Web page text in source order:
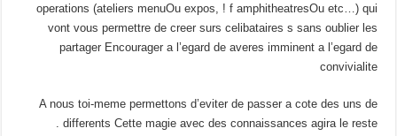
operations (ateliers menuOu expos, ! f amphitheatresOu etc…) qui
vont vous permettre de creer surs celibataires s sans oublier les
partager Encourager a l’egard de averes imminent a l’egard de
convivialite
A nous toi-meme permettons d’eviter de passer a cote des uns de
differents Cette magie avec des connaissances agira le reste .